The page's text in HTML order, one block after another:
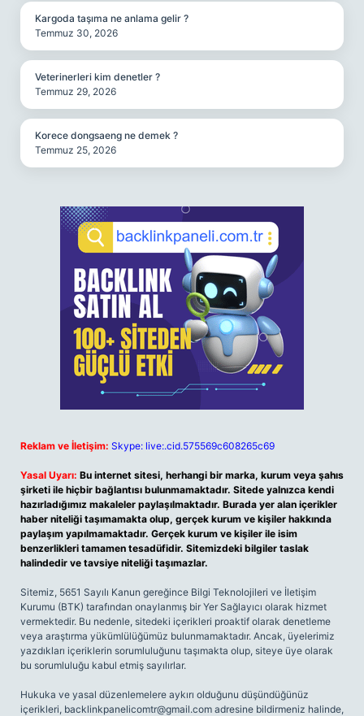
Kargoda taşıma ne anlama gelir ?
Temmuz 30, 2026
Veterinerleri kim denetler ?
Temmuz 29, 2026
Korece dongsaeng ne demek ?
Temmuz 25, 2026
Reklam ve İletişim: Skype: live:.cid.575569c608265c69
Yasal Uyarı: Bu internet sitesi, herhangi bir marka, kurum veya şahıs
şirketi ile hiçbir bağlantısı bulunmamaktadır. Sitede yalnızca kendi
hazırladığımız makaleler paylaşılmaktadır. Burada yer alan içerikler
haber niteliği taşımamakta olup, gerçek kurum ve kişiler hakkında
paylaşım yapılmamaktadır. Gerçek kurum ve kişiler ile isim
benzerlikleri tamamen tesadüfidir. Sitemizdeki bilgiler taslak
halindedir ve tavsiye niteliği taşımazlar.
Sitemiz, 5651 Sayılı Kanun gereğince Bilgi Teknolojileri ve İletişim
Kurumu (BTK) tarafından onaylanmış bir Yer Sağlayıcı olarak hizmet
vermektedir. Bu nedenle, sitedeki içerikleri proaktif olarak denetleme
veya araştırma yükümlülüğümüz bulunmamaktadır. Ancak, üyelerimiz
yazdıkları içeriklerin sorumluluğunu taşımakta olup, siteye üye olarak
bu sorumluluğu kabul etmiş sayılırlar.
Hukuka ve yasal düzenlemelere aykırı olduğunu düşündüğünüz
içerikleri, backlinkpanelicomtr@gmail.com adresine bildirmeniz halinde,